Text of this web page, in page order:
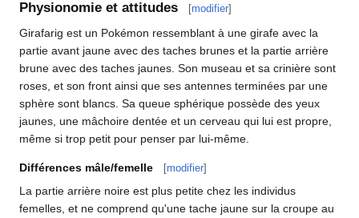
Physionomie et attitudes [modifier]
Girafarig est un Pokémon ressemblant à une girafe avec la
partie avant jaune avec des taches brunes et la partie arrière
brune avec des taches jaunes. Son museau et sa crinière sont
roses, et son front ainsi que ses antennes terminées par une
sphère sont blancs. Sa queue sphérique possède des yeux
jaunes, une mâchoire dentée et un cerveau qui lui est propre,
même si trop petit pour penser par lui-même.
Différences mâle/femelle [modifier]
La partie arrière noire est plus petite chez les individus
femelles, et ne comprend qu'une tache jaune sur la croupe au